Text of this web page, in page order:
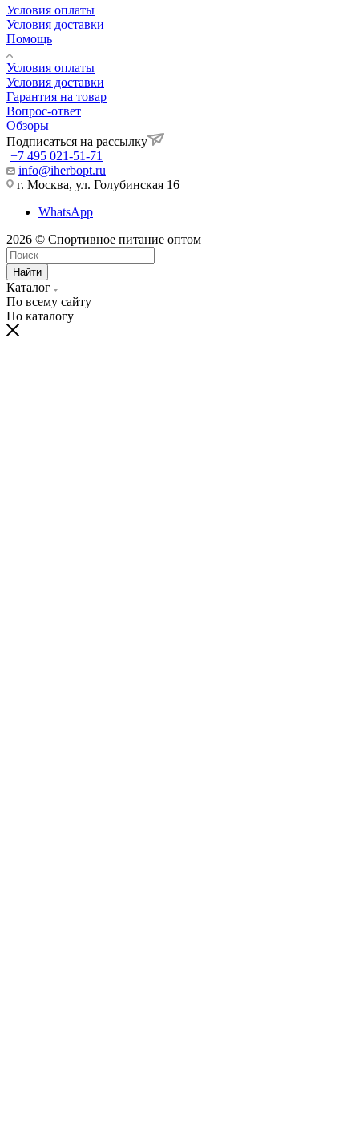
Условия оплаты
Условия доставки
Помощь
Условия оплаты
Условия доставки
Гарантия на товар
Вопрос-ответ
Обзоры
Подписаться на рассылку
+7 495 021-51-71
info@iherbopt.ru
г. Москва, ул. Голубинская 16
WhatsApp
2026 © Спортивное питание оптом
Найти
Каталог
По всему сайту
По каталогу